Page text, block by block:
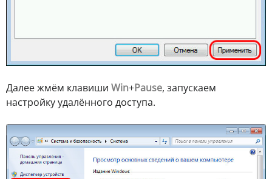
Далее жмём клавиши Win+Pause, запускаем
настройку удалённого доступа.